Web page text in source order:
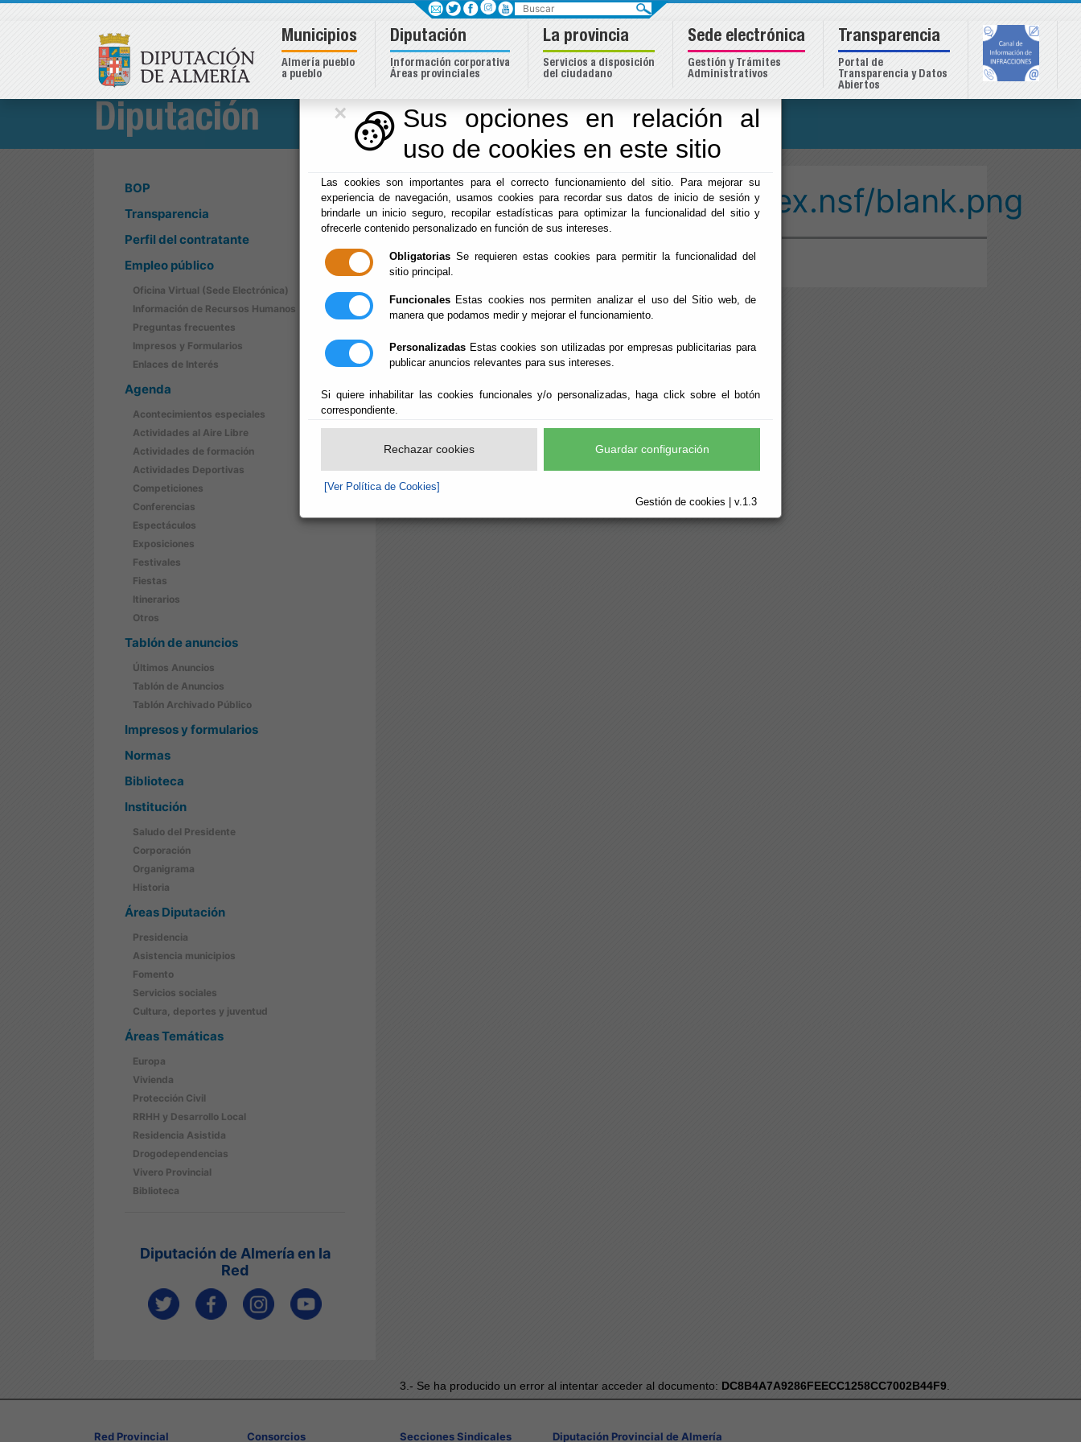
×
Sus opciones en relación al
uso de cookies en este sitio
Las cookies son importantes para el correcto funcionamiento del sitio. Para mejorar su
experiencia de navegación, usamos cookies para recordar sus datos de inicio de sesión y
brindarle un inicio seguro, recopilar estadísticas para optimizar la funcionalidad del sitio y
ofrecerle contenido personalizado en función de sus intereses.
Obligatorias Se requieren estas cookies para permitir la funcionalidad del
sitio principal.
Funcionales Estas cookies nos permiten analizar el uso del Sitio web, de
manera que podamos medir y mejorar el funcionamiento.
Personalizadas Estas cookies son utilizadas por empresas publicitarias para
publicar anuncios relevantes para sus intereses.
Si quiere inhabilitar las cookies funcionales y/o personalizadas, haga click sobre el botón
correspondiente.
Rechazar cookies Guardar configuración
[Ver Política de Cookies]
Gestión de cookies | v.1.3
Diputación
BOP
Transparencia
Perfil del contratante
Empleo público
Oficina Virtual (Sede Electrónica)
Información de Recursos Humanos
Preguntas frecuentes
Impresos y Formularios
Enlaces de Interés
Agenda
Acontecimientos especiales
Actividades al Aire Libre
Actividades de formación
Actividades Deportivas
Competiciones
Conferencias
Espectáculos
Exposiciones
Festivales
Fiestas
Itinerarios
Otros
Tablón de anuncios
Últimos Anuncios
Tablón de Anuncios
Tablón Archivado Público
Impresos y formularios
Normas
Biblioteca
Institución
Saludo del Presidente
Corporación
Organigrama
Historia
Áreas Diputación
Presidencia
Asistencia municipios
Fomento
Servicios sociales
Cultura, deportes y juventud
Áreas Temáticas
Europa
Vivienda
Protección Civil
RRHH y Desarrollo Local
Residencia Asistida
Drogodependencias
Vivero Provincial
Biblioteca
Diputación de Almería en la
Red
Inicio -Diputación -
/Servicios/cmsdipro/index.nsf/blank.png
3.- Se ha producido un error al intentar acceder al documento: DC8B4A7A9286FEECC1258CC7002B44F9
Red Provincial Consorcios Secciones Sindicales Diputación Provincial de Almería
Buscar
Municipios
Almería pueblo
a pueblo
Diputación
Información corporativa
Áreas provinciales
La provincia
Servicios a disposición
del ciudadano
Sede electrónica
Gestión y Trámites
Administrativos
Transparencia
Portal de
Transparencia y Datos
Abiertos